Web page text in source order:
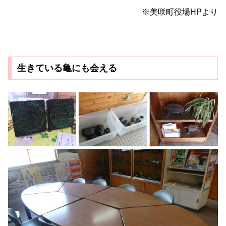
※美咲町役場HPより
生きている亀にも会える